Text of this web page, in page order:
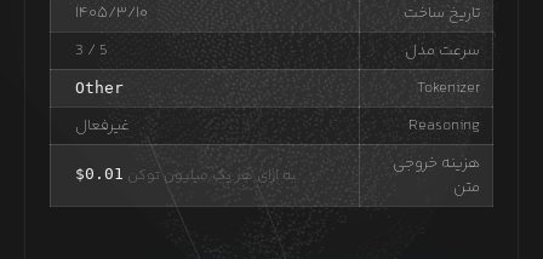
تاریخ ساخت
۱۴۰۵/۳/۱۰
سرعت مدل
3 / 5
Tokenizer
Other
Reasoning
غیرفعال
هزینه خروجی
متن
$0.01 به ازای هر یک میلیون توکن